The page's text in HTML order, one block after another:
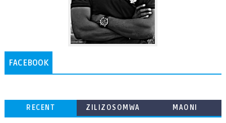
FACEBOOK
RECENT
ZILIZOSOMWA
MAONI